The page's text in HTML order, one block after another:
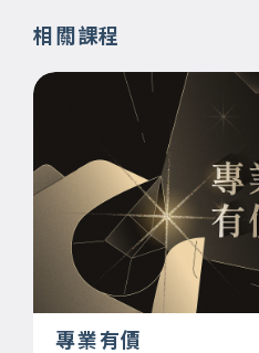
相關課程
專業有價